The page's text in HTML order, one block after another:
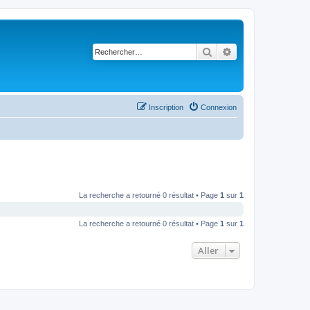
Rechercher
Connexion
Inscription
La recherche a retourné 0 résultat • Page 1 sur 1
La recherche a retourné 0 résultat • Page 1 sur 1
Aller